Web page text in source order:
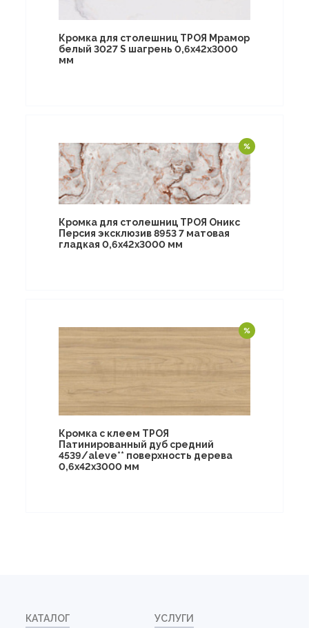
Кромка для столешниц ТРОЯ Мрамор
белый 3027 S шагрень 0,6х42х3000
мм
Кромка для столешниц ТРОЯ Оникс
Персия эксклюзив 8953 7 матовая
гладкая 0,6х42х3000 мм
Кромка с клеем ТРОЯ
Патинированный дуб средний
4539/aleve** поверхность дерева
0,6х42х3000 мм
КАТАЛОГ УСЛУГИ